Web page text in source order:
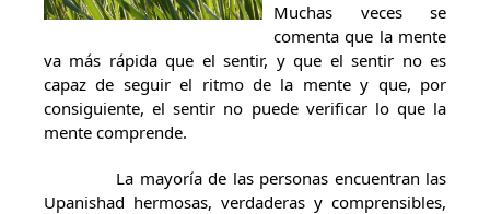
Muchas veces se
comenta que la mente
va más rápida que el sentir, y que el sentir no es
capaz de seguir el ritmo de la mente y que, por
consiguiente, el sentir no puede verificar lo que la
mente comprende.
La mayoría de las personas encuentran las
Upanishad hermosas, verdaderas y comprensibles,